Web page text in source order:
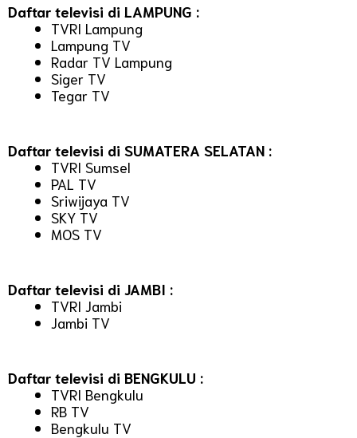
Daftar televisi di LAMPUNG :
TVRI Lampung
Lampung TV
Radar TV Lampung
Siger TV
Tegar TV
Daftar televisi di SUMATERA SELATAN :
TVRI Sumsel
PAL TV
Sriwijaya TV
SKY TV
MOS TV
Daftar televisi di JAMBI :
TVRI Jambi
Jambi TV
Daftar televisi di BENGKULU :
TVRI Bengkulu
RB TV
Bengkulu TV